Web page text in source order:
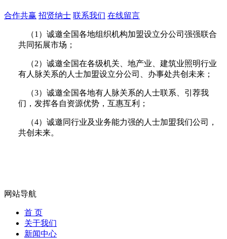
合作共赢 招贤纳士 联系我们 在线留言
（1 ）诚邀全国各地组织机构加盟设立分公司强强联合
共同拓展市场；
（2）诚邀全国在各级机关、地产业、建筑业照明行业
有人脉关系的人士加盟设立分公司、办事处共创未来；
（3）诚邀全国各地有人脉关系的人士联系、引荐我
们，发挥各自资源优势，互惠互利；
（4）诚邀同行业及业务能力强的人士加盟我们公司，
共创未来。
网站导航
首 页
关于我们
新闻中心